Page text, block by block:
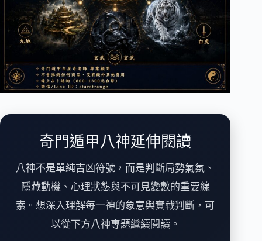
奇門遁甲八神延伸閱讀
八神不是單純吉凶符號，而是判斷局勢氣氛、
隱藏動機、心理狀態與不可見變數的重要線
索。想深入理解每一神的象意與實戰判斷，可
以從下方八神專題繼續閱讀。